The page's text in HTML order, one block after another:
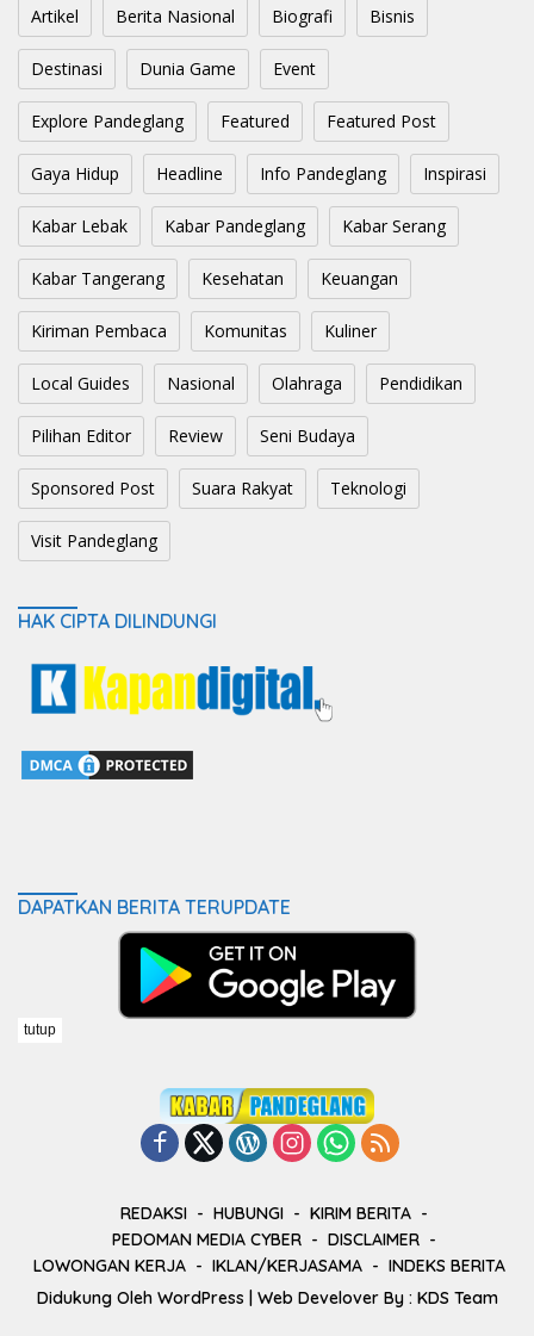
Artikel Berita Nasional Biografi Bisnis
Destinasi Dunia Game Event
Explore Pandeglang Featured Featured Post
Gaya Hidup Headline Info Pandeglang Inspirasi
Kabar Lebak Kabar Pandeglang Kabar Serang
Kabar Tangerang Kesehatan Keuangan
Kiriman Pembaca Komunitas Kuliner
Local Guides Nasional Olahraga Pendidikan
Pilihan Editor Review Seni Budaya
Sponsored Post Suara Rakyat Teknologi
Visit Pandeglang
HAK CIPTA DILINDUNGI
DAPATKAN BERITA TERUPDATE
REDAKSI HUBUNGI
KIRIM BERITA
PEDOMAN MEDIA CYBER
DISCLAIMER
LOWONGAN KERJA
IKLAN/KERJASAMA
INDEKS BERITA
Didukung Oleh WordPress | Web Develover By : KDS Team
tutup